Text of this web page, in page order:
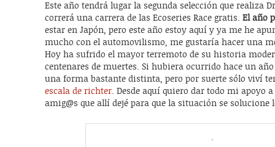
Este año tendrá lugar la segunda selección que realiza
correrá una carrera de las Ecoseries Race gratis.El año
estar en Japón, pero este año estoy aquí y ya me he
mucho con el automovilismo, me gustaría hacer una
Hoy ha sufrido el mayor terremoto de su historia
centenares de muertes. Si hubiera ocurrido hace un
una forma bastante distinta, pero por suerte sólo viví
escala de richter. Desde aquí quiero dar todo mi apoyo
amig@s que allí dejé para que la situación se